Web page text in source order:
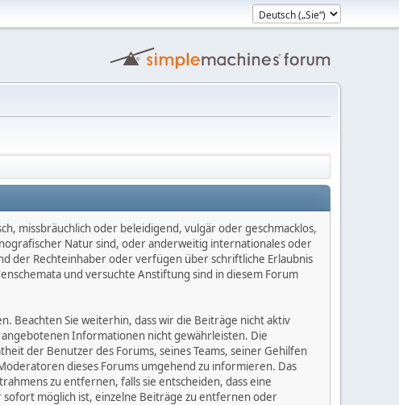
missbräuchlich oder beleidigend, vulgär oder geschmacklos,
Natur sind, oder anderweitig internationales oder
der Rechteinhaber oder verfügen über schriftliche Erlaubnis
und versuchte Anstiftung sind in diesem Forum
Beachten Sie weiterhin, dass wir die Beiträge nicht aktiv
Informationen nicht gewährleisten. Die
der Benutzer des Forums, seines Teams, seiner Gehilfen
dieses Forums umgehend zu informieren. Das
zu entfernen, falls sie entscheiden, dass eine
sofort möglich ist, einzelne Beiträge zu entfernen oder